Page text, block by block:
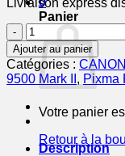
Panier
Votre panier
Retour à la
quantité
de
1040B001
/
PGI-
9
R
cartouche
Ajouter au panier
Catégories : CANON
9500 Mark II , Pixma
Description